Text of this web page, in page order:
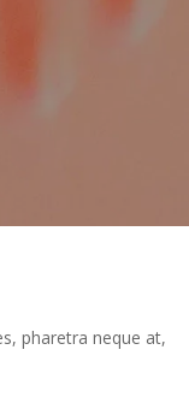
pharetra neque at,